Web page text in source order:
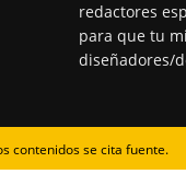
redactores
para que tu
diseñadores/
contenidos se cita fuente.